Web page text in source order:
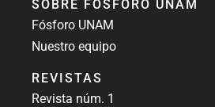
SOBRE FÓSFORO UNAM
Fósforo UNAM
Nuestro equipo
REVISTAS
Revista núm. 1